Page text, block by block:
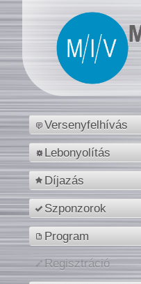
Versenyfelhívás
Lebonyolítás
Díjazás
Szponzorok
Program
Regisztráció